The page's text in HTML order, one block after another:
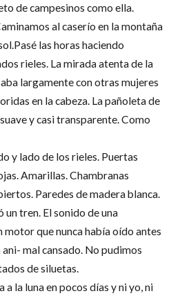
de campesinos como ella.
al caserío en la montaña
las horas haciendo
rieles. La mirada atenta de la
largamente con otras mujeres
en la cabeza. La pañoleta de
y casi transparente. Como
y lado de los rieles. Puertas
Amarillas. Chambranas
Paredes de madera blanca.
un tren. El sonido de una
motor que nunca había oído antes
mal cansado. No pudimos
de siluetas.
a la luna en pocos días y ni yo, ni